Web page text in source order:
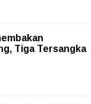
Tiga Tersangka